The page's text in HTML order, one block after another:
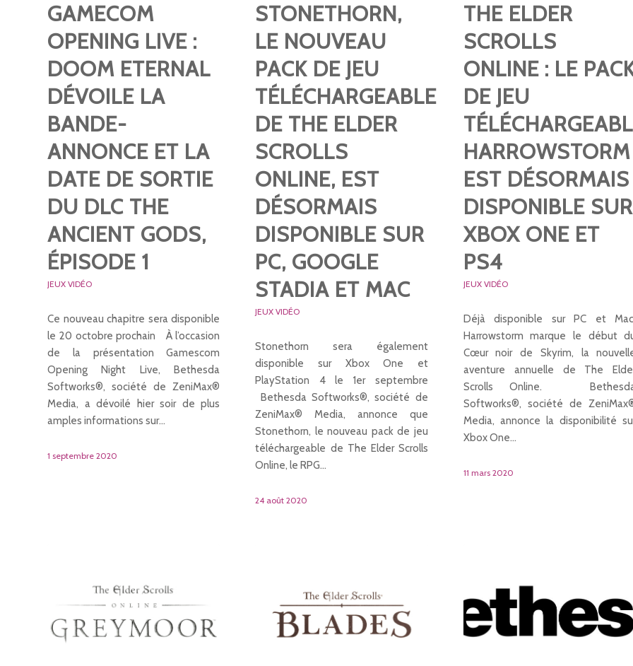
GAMECOM
OPENING LIVE :
DOOM ETERNAL
DÉVOILE LA
BANDE-
ANNONCE ET LA
DATE DE SORTIE
DU DLC THE
ANCIENT GODS,
ÉPISODE 1
JEUX VIDÉO
Ce nouveau chapitre sera disponible
le 20 octobre prochain À l’occasion
de la présentation Gamescom
Opening Night Live, Bethesda
Softworks®, société de ZeniMax®
Media, a dévoilé hier soir de plus
amples informations sur…
1 septembre 2020
STONETHORN,
LE NOUVEAU
PACK DE JEU
TÉLÉCHARGEABLE
DE THE ELDER
SCROLLS
ONLINE, EST
DÉSORMAIS
DISPONIBLE SUR
PC, GOOGLE
STADIA ET MAC
JEUX VIDÉO
Stonethorn sera également
disponible sur Xbox One et
PlayStation 4 le 1er septembre
Bethesda Softworks®, société de
ZeniMax® Media, annonce que
Stonethorn, le nouveau pack de jeu
téléchargeable de The Elder Scrolls
Online, le RPG…
24 août 2020
THE ELDER
SCROLLS
ONLINE : LE
DE JEU
HARROWSTORM
EST DÉSORMAIS
DISPONIBLE SUR
XBOX ONE ET
PS4
JEUX VIDÉO
Déjà disponible sur PC et
Harrowstorm marque le début
Cœur noir de Skyrim, la
aventure annuelle de The
Scrolls Online.
Softworks®, société de
Media, annonce la disponibilité
Xbox One…
11 mars 2020